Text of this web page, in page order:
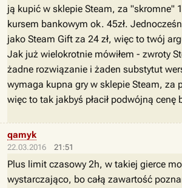
ją kupić w sklepie Steam, za "skromne"
kursem bankowym ok. 45zł.
jako Steam Gift za 24 zł, więc to twój
Jak już wielokrotnie mówiłem - zwroty
żadne rozwiązanie i żaden substytut
wymaga kupna gry w sklepie Steam, za
więc to tak jakbyś płacił podwójną cenę
22.03.2016 21:51
qamyk
Plus limit czasowy 2h, w takiej gierce
wystarczająco, bo całą zawartość